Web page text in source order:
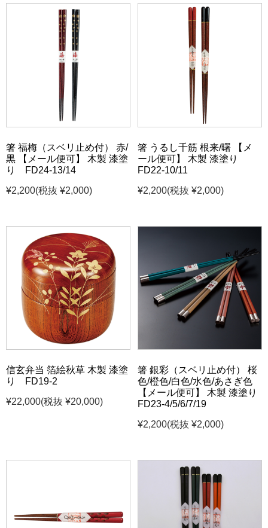
箸 福梅（スベリ止め付） 赤/
黒 【メール便可】 木製 漆塗
り FD24-13/14
¥2,200(税抜 ¥2,000)
箸 うるし千筋 根来/曙 【メ
ール便可】 木製 漆塗り
FD22-10/11
¥2,200(税抜 ¥2,000)
信玄弁当 箔絵秋草 木製 漆塗
り FD19-2
¥22,000(税抜 ¥20,000)
箸 銀彩（スベリ止め付） 桜
色/橙色/白色/水色/あさぎ色
【メール便可】 木製 漆塗り
FD23-4/5/6/7/19
¥2,200(税抜 ¥2,000)